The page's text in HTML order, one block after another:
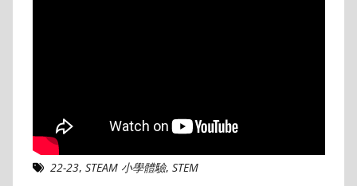
22-23, STEAM 小學體驗, STEM